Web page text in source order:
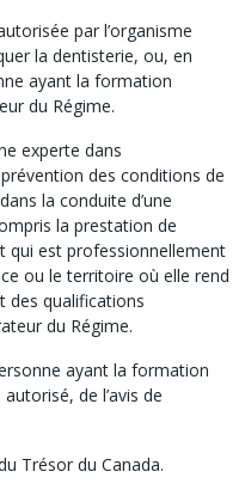
par l’organisme
la dentisterie, ou, en
ayant la formation
du Régime.
experte dans
des conditions de
la conduite d’une
la prestation de
qui est professionnellement
ou le territoire où elle rend
des qualifications
du Régime.
ayant la formation
de l’avis de
Trésor du Canada.